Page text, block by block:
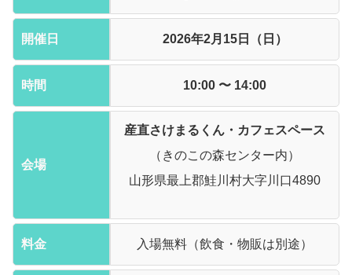
開催日 2026年2月15日（日）
時間 10:00 〜 14:00
会場
産直さけまるくん・カフェスペース
（きのこの森センター内）
山形県最上郡鮭川村大字川口4890
料金 入場無料（飲食・物販は別途）